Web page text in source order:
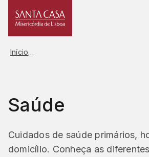
para
Início
Saúde
Cuidados de saúde primários,
domicílio. Conheça as